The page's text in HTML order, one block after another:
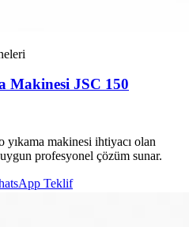
Makinesi JSC 150
yıkama makinesi ihtiyacı olan
profesyonel çözüm sunar.
Teklif